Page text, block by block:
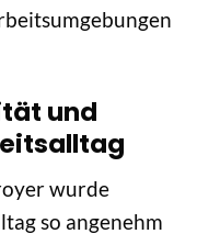
und
wurde
so angenehm